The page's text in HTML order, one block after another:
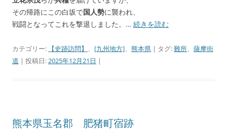
その帰路にこの白坂で国人勢に襲われ、
戦闘となってこれを撃退しました。… 続きを読む
カテゴリー: 【史跡訪問】 、 [九州地方]、 熊本県 | タグ:難所、 薩摩街
道 | 投稿日:2025年12月21日 |
熊本県玉名郡 肥猪町宿跡